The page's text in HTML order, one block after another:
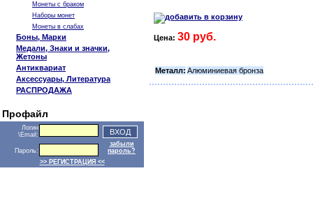
Монеты с браком
Наборы монет
Монеты в слабах
Боны, Марки
Медали, Знаки и значки,
Жетоны
Антиквариат
Аксессуары, Литература
РАСПРОДАЖА
Профайл
Логин
\Email:
Пароль:
забыли
пароль?
>> РЕГИСТРАЦИЯ <<
Цена: 30 руб.
Металл: Алюминиевая бронза